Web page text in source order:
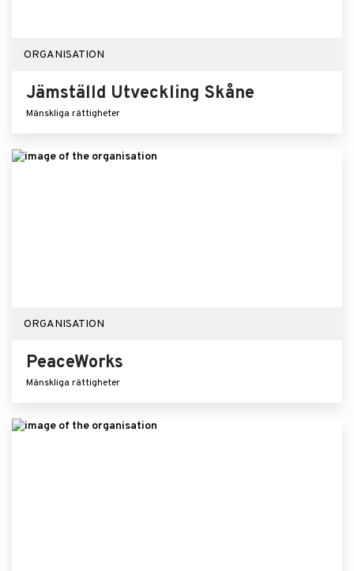
ORGANISATION
Jämställd Utveckling Skåne
Mänskliga rättigheter
ORGANISATION
PeaceWorks
Mänskliga rättigheter